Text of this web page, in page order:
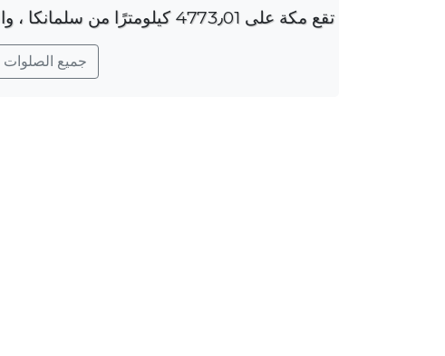
تقع مكة على 4773٫01 كيلومترًا من سلمانكا ، والفارق الزمني هو ؜-1 ساعة.
جميع الصلوات لـ